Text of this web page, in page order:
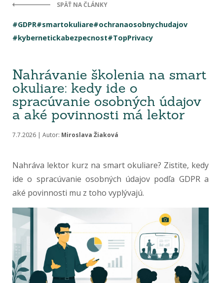
SPÄŤ NA ČLÁNKY
#GDPR#smartokuliare#ochranaosobnychudajov
#kybernetickabezpecnost#TopPrivacy
Nahrávanie školenia na smart
okuliare: kedy ide o
spracúvanie osobných údajov
a aké povinnosti má lektor
7.7.2026 | Autor: Miroslava Žiaková
Nahráva lektor kurz na smart okuliare? Zistite, kedy
ide o spracúvanie osobných údajov podľa GDPR a
aké povinnosti mu z toho vyplývajú.